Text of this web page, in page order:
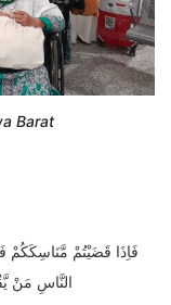
Barat
فَاِذَا قَضَيْتُمْ
النَّاسِ مَنْ